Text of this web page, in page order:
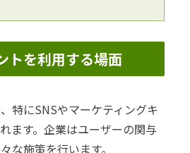
トを利用する場面
特にSNSやマーケティングキ
ます。企業はユーザーの関与
な施策を行います。